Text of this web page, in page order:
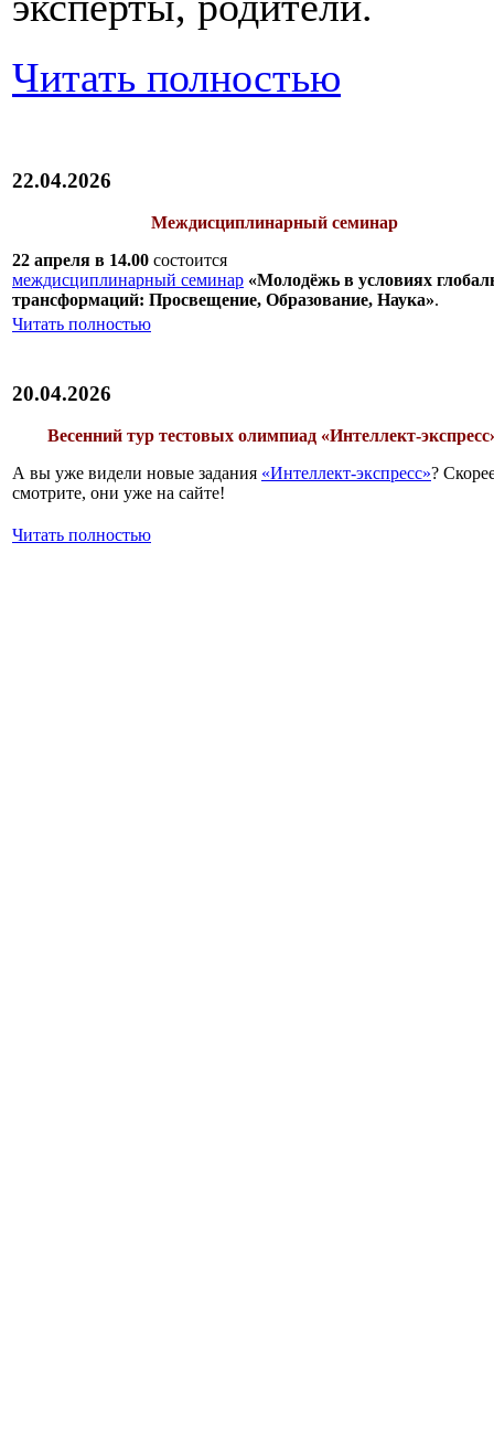
Читать полностью
22.04.2026
Междисциплинарный семинар
22 апреля в 14.00 состоится
междисциплинарный семинар «Молодёжь в условиях
трансформаций: Просвещение, Образование, Наука».
Читать полностью
20.04.2026
Весенний тур тестовых олимпиад «Интеллект-
А вы уже видели новые задания «Интеллект-экспресс»?
смотрите, они уже на сайте!
Читать полностью